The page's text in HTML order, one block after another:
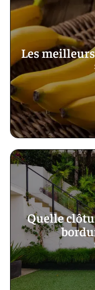
Les
Quelle